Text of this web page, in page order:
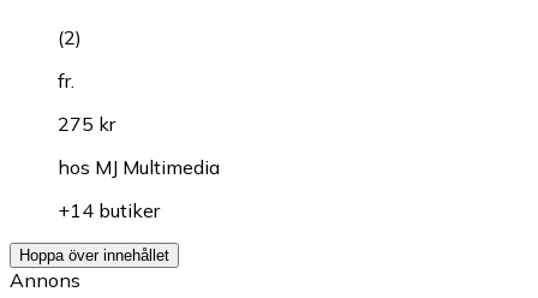
(2)
fr.
275 kr
hos MJ Multimedia
+14 butiker
Hoppa över innehållet
Annons